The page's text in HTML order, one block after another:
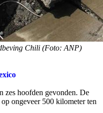
Chili (Foto: ANP)
zes hoofden gevonden. De
ongeveer 500 kilometer ten